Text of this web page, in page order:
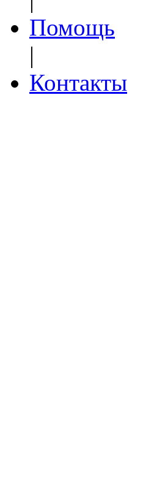
Помощь
|
Контакты